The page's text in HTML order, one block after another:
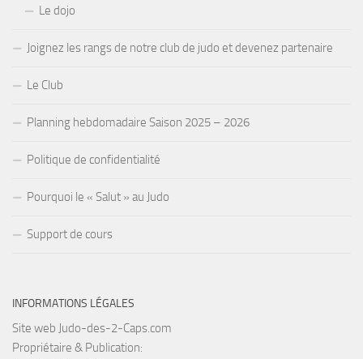
Le dojo
Joignez les rangs de notre club de judo et devenez partenaire
Le Club
Planning hebdomadaire Saison 2025 – 2026
Politique de confidentialité
Pourquoi le « Salut » au Judo
Support de cours
INFORMATIONS LÉGALES
Site web Judo-des-2-Caps.com
Propriétaire & Publication: